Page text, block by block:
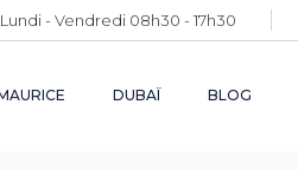
Lundi - Vendredi 08h30 - 17h30
DUBAÏ BLOG